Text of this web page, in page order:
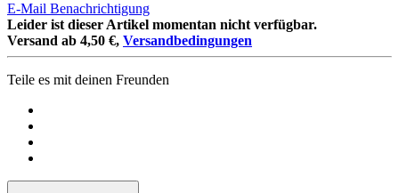
E-Mail Benachrichtigung
Leider ist dieser Artikel momentan nicht verfügbar.
Versand ab 4,50 €, Versandbedingungen
Teile es mit deinen Freunden